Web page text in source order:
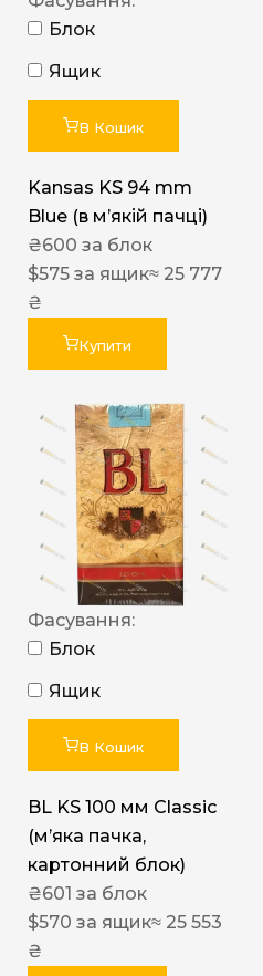
Блок
Ящик
В Кошик
Kansas KS 94 mm
Blue (в мʼякій пачці)
₴600 за блок
$575 за ящик≈ 25 777
₴
Купити
Фасування:
Блок
Ящик
В Кошик
BL KS 100 мм Classic
(м’яка пачка,
картонний блок)
₴601 за блок
$570 за ящик≈ 25 553
₴